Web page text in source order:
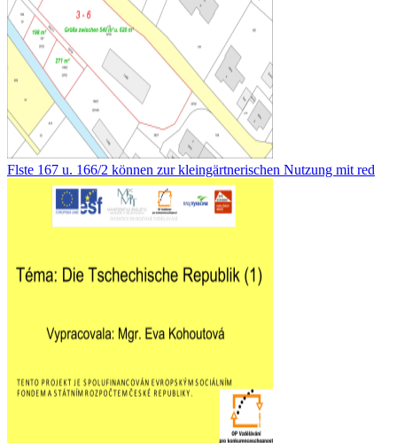
Flste 167 u. 166/2 können zur kleingärtnerischen Nutzung mit red